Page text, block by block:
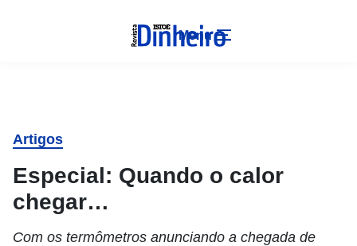
Menu
Artigos
Especial: Quando o calor
chegar…
Com os termômetros anunciando a chegada de